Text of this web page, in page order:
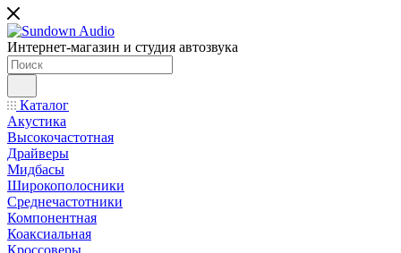
Интернет-магазин и студия автозвука
Каталог
Акустика
Высокочастотная
Драйверы
Мидбасы
Широкополосники
Среднечастотники
Компонентная
Коаксиальная
Кроссоверы